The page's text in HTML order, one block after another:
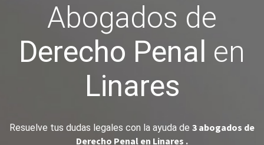
Abogados de
Derecho Penal en
Linares
Resuelve tus dudas legales con la ayuda de 3 abogados de
Derecho Penal en Linares .